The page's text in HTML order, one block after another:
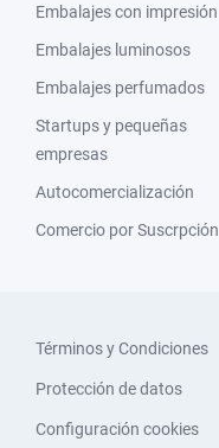
Embalajes con impresión
Embalajes luminosos
Embalajes perfumados
Startups y pequeñas
empresas
Autocomercialización
Comercio por Suscrpción
Términos y Condiciones
Protección de datos
Configuración cookies